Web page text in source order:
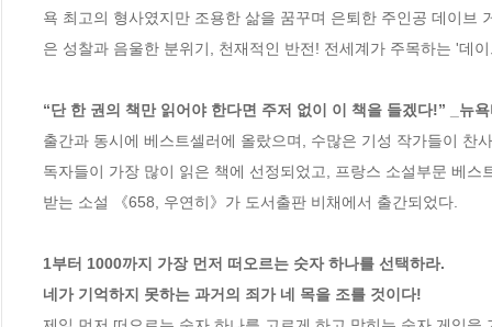
욕 최고의 형사였지만 조용한 삶을 꿈꾸며 은퇴한 주인공 데이
은 성찰과 음울한 분위기, 천재적인 반전! 전세계가 주목하는 '데
“단 한 권의 책만 읽어야 한다면 주저 없이 이 책을 들겠다!” _뉴
출간과 동시에 베스트셀러에 올랐으며, 수많은 기성 작가들이
독자들이 가장 많이 읽은 책에 선정되었고, 프랑스 소설부문 베스
받는 소설 《658, 우연히》가 도서출판 비채에서 출간되었다.
1부터 1000까지 가장 먼저 떠오르는 숫자 하나를 선택하라.
네가 기억하지 못하는 과거의 죄가 네 목을 조를 것이다!